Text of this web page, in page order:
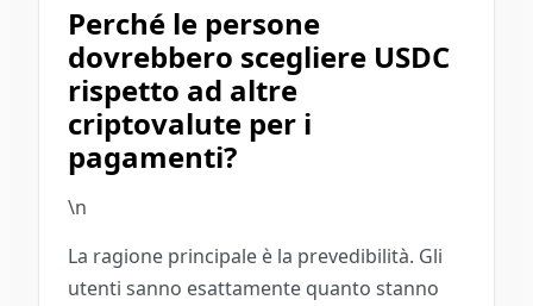
Perché le persone
dovrebbero scegliere USDC
rispetto ad altre
criptovalute per i
pagamenti?
\n
La ragione principale è la prevedibilità. Gli
utenti sanno esattamente quanto stanno